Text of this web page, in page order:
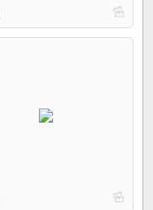
b
b